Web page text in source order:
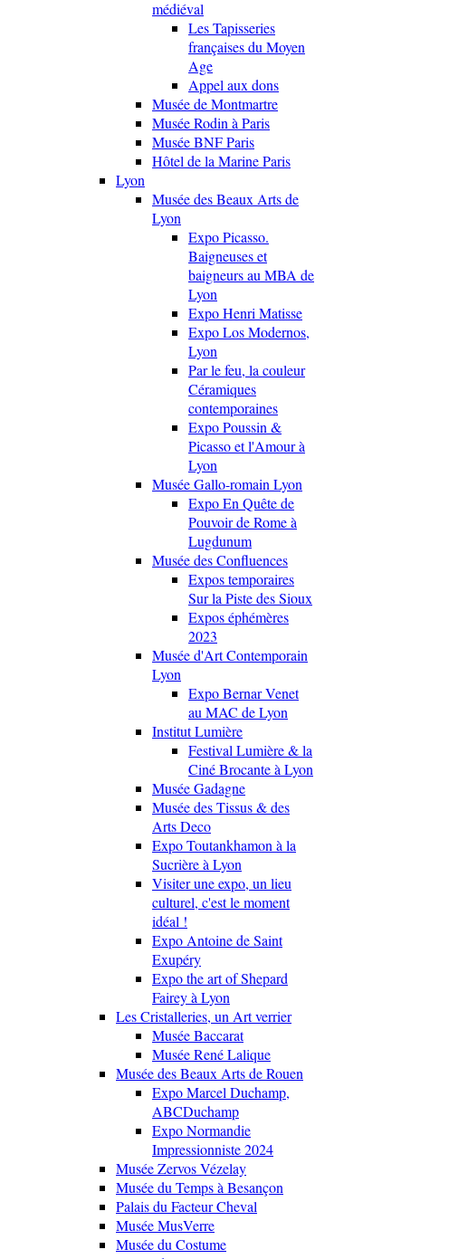
médiéval
Les Tapisseries
françaises du Moyen
Age
Appel aux dons
Musée de Montmartre
Musée Rodin à Paris
Musée BNF Paris
Hôtel de la Marine Paris
Lyon
Musée des Beaux Arts de
Lyon
Expo Picasso.
Baigneuses et
baigneurs au MBA de
Lyon
Expo Henri Matisse
Expo Los Modernos,
Lyon
Par le feu, la couleur
Céramiques
contemporaines
Expo Poussin &
Picasso et l'Amour à
Lyon
Musée Gallo-romain Lyon
Expo En Quête de
Pouvoir de Rome à
Lugdunum
Musée des Confluences
Expos temporaires
Sur la Piste des Sioux
Expos éphémères
2023
Musée d'Art Contemporain
Lyon
Expo Bernar Venet
au MAC de Lyon
Institut Lumière
Festival Lumière & la
Ciné Brocante à Lyon
Musée Gadagne
Musée des Tissus & des
Arts Deco
Expo Toutankhamon à la
Sucrière à Lyon
Visiter une expo, un lieu
culturel, c'est le moment
idéal !
Expo Antoine de Saint
Exupéry
Expo the art of Shepard
Fairey à Lyon
Les Cristalleries, un Art verrier
Musée Baccarat
Musée René Lalique
Musée des Beaux Arts de Rouen
Expo Marcel Duchamp,
ABCDuchamp
Expo Normandie
Impressionniste 2024
Musée Zervos Vézelay
Musée du Temps à Besançon
Palais du Facteur Cheval
Musée MusVerre
Musée du Costume